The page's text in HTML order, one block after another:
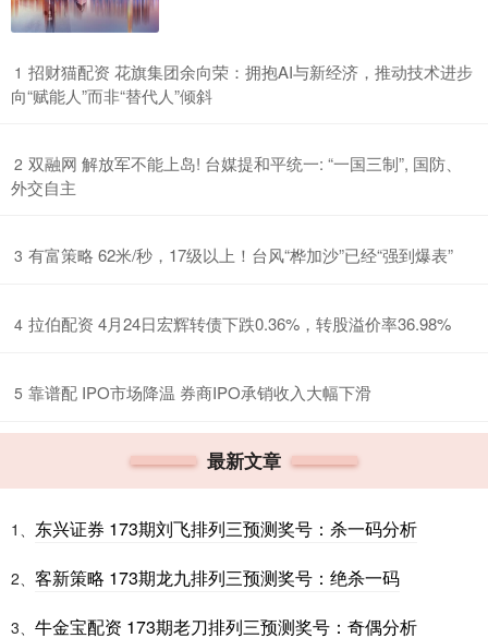
1 ​招财猫配资 花旗集团余向荣：拥抱AI与新经济，推动技术进步
向“赋能人”而非“替代人”倾斜
2 ​双融网 解放军不能上岛! 台媒提和平统一: “一国三制”, 国防、
外交自主
3 ​有富策略 62米/秒，17级以上！台风“桦加沙”已经“强到爆表”
4 ​拉伯配资 4月24日宏辉转债下跌0.36%，转股溢价率36.98%
5 ​靠谱配 IPO市场降温 券商IPO承销收入大幅下滑
最新文章
1、 东兴证券 173期刘飞排列三预测奖号：杀一码分析
2、 客新策略 173期龙九排列三预测奖号：绝杀一码
3、 牛金宝配资 173期老刀排列三预测奖号：奇偶分析